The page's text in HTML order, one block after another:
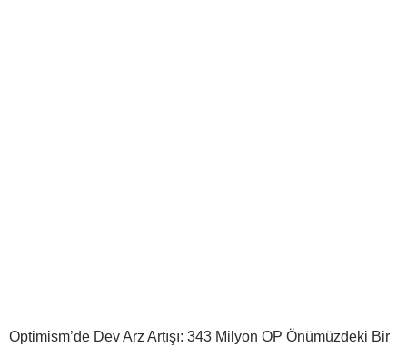
Optimism’de Dev Arz Artışı: 343 Milyon OP Önümüzdeki Bir